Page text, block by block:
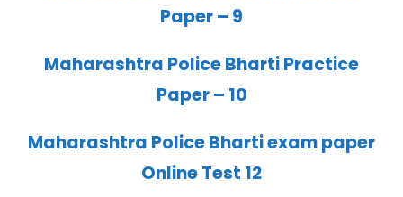
Paper – 9
Maharashtra Police Bharti Practice
Paper – 10
Maharashtra Police Bharti exam paper
Online Test 12